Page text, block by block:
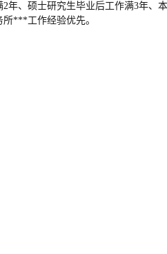
年、硕士研究生毕业后工作满3年
***工作经验优先。